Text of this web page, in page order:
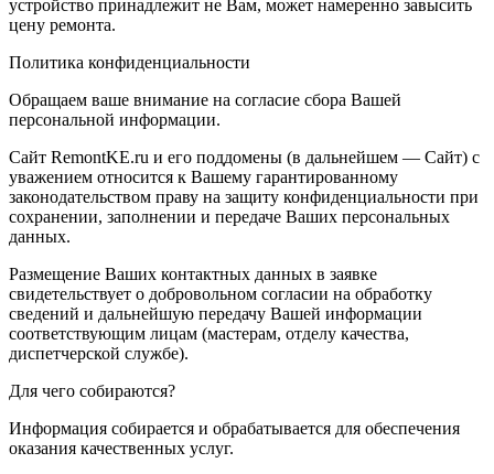
устройство принадлежит не Вам, может намеренно завысить
цену ремонта.
Политика конфиденциальности
Обращаем ваше внимание на согласие сбора Вашей
персональной информации.
Сайт RemontKE.ru и его поддомены (в дальнейшем — Сайт) с
уважением относится к Вашему гарантированному
законодательством праву на защиту конфиденциальности при
сохранении, заполнении и передаче Ваших персональных
данных.
Размещение Ваших контактных данных в заявке
свидетельствует о добровольном согласии на обработку
сведений и дальнейшую передачу Вашей информации
соответствующим лицам (мастерам, отделу качества,
диспетчерской службе).
Для чего собираются?
Информация собирается и обрабатывается для обеспечения
оказания качественных услуг.